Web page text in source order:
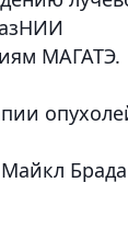
МАГАТЭ.
Брада